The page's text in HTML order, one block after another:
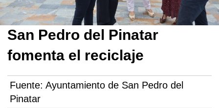
San Pedro del Pinatar
fomenta el reciclaje
Fuente: Ayuntamiento de San Pedro del
Pinatar